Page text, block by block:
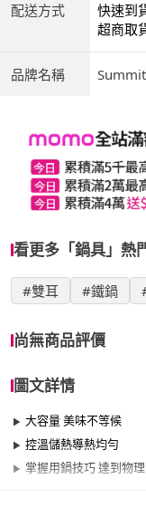
配送方式 快速到
超商取
品牌名稱 Summit
看更多「鍋具」熱
#雙耳 #鐵鍋
尚無商品評價
圖文詳情
大容量 美味不等候
控溫儲熱導熱均勻
掌握用鍋技巧 達到物